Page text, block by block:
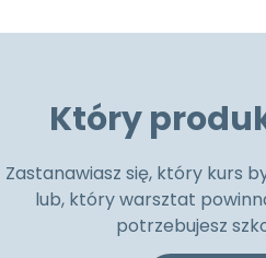
Który
Zastanawiasz się, który kurs
lub, który warsztat
potrzebujesz